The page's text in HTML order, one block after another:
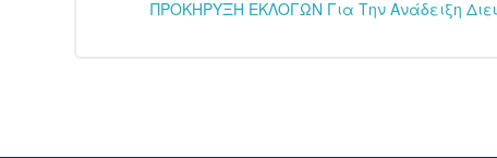
ΠΡΟΚΗΡΥΞΗ ΕΚΛΟΓΩΝ Για Την Ανάδειξη